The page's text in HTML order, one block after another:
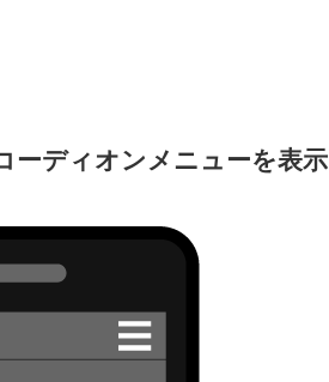
ーディオンメニューを表示